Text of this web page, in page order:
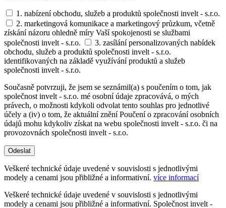
1. nabízení obchodu, služeb a produktů společnosti invelt - s.r.o.
2. marketingová komunikace a marketingový průzkum, včetně
získání názoru ohledně míry Vaší spokojenosti se službami
společnosti invelt - s.r.o.
3. zasílání personalizovaných nabídek
obchodu, služeb a produktů společnosti invelt - s.r.o.
identifikovaných na základě využívání produktů a služeb
společnosti invelt - s.r.o.
Současně potvrzuji, že jsem se seznámil(a) s poučením o tom, jak
společnost invelt - s.r.o. mé osobní údaje zpracovává, o mých
právech, o možnosti kdykoli odvolat tento souhlas pro jednotlivé
účely a (iv) o tom, že aktuální znění Poučení o zpracování osobních
údajů mohu kdykoliv získat na webu společnosti invelt - s.r.o. či na
provozovnách společnosti invelt - s.r.o.
Odeslat
Veškeré technické údaje uvedené v souvislosti s jednotlivými
modely a cenami jsou přibližné a informativní. více informací
Veškeré technické údaje uvedené v souvislosti s jednotlivými
modely a cenami jsou přibližné a informativní. Společnost invelt -